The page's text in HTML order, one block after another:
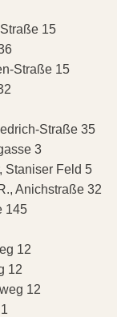
15
Straße 15
Straße 35
3
Staniser Feld 5
Anichstraße 32
145
12
12
12